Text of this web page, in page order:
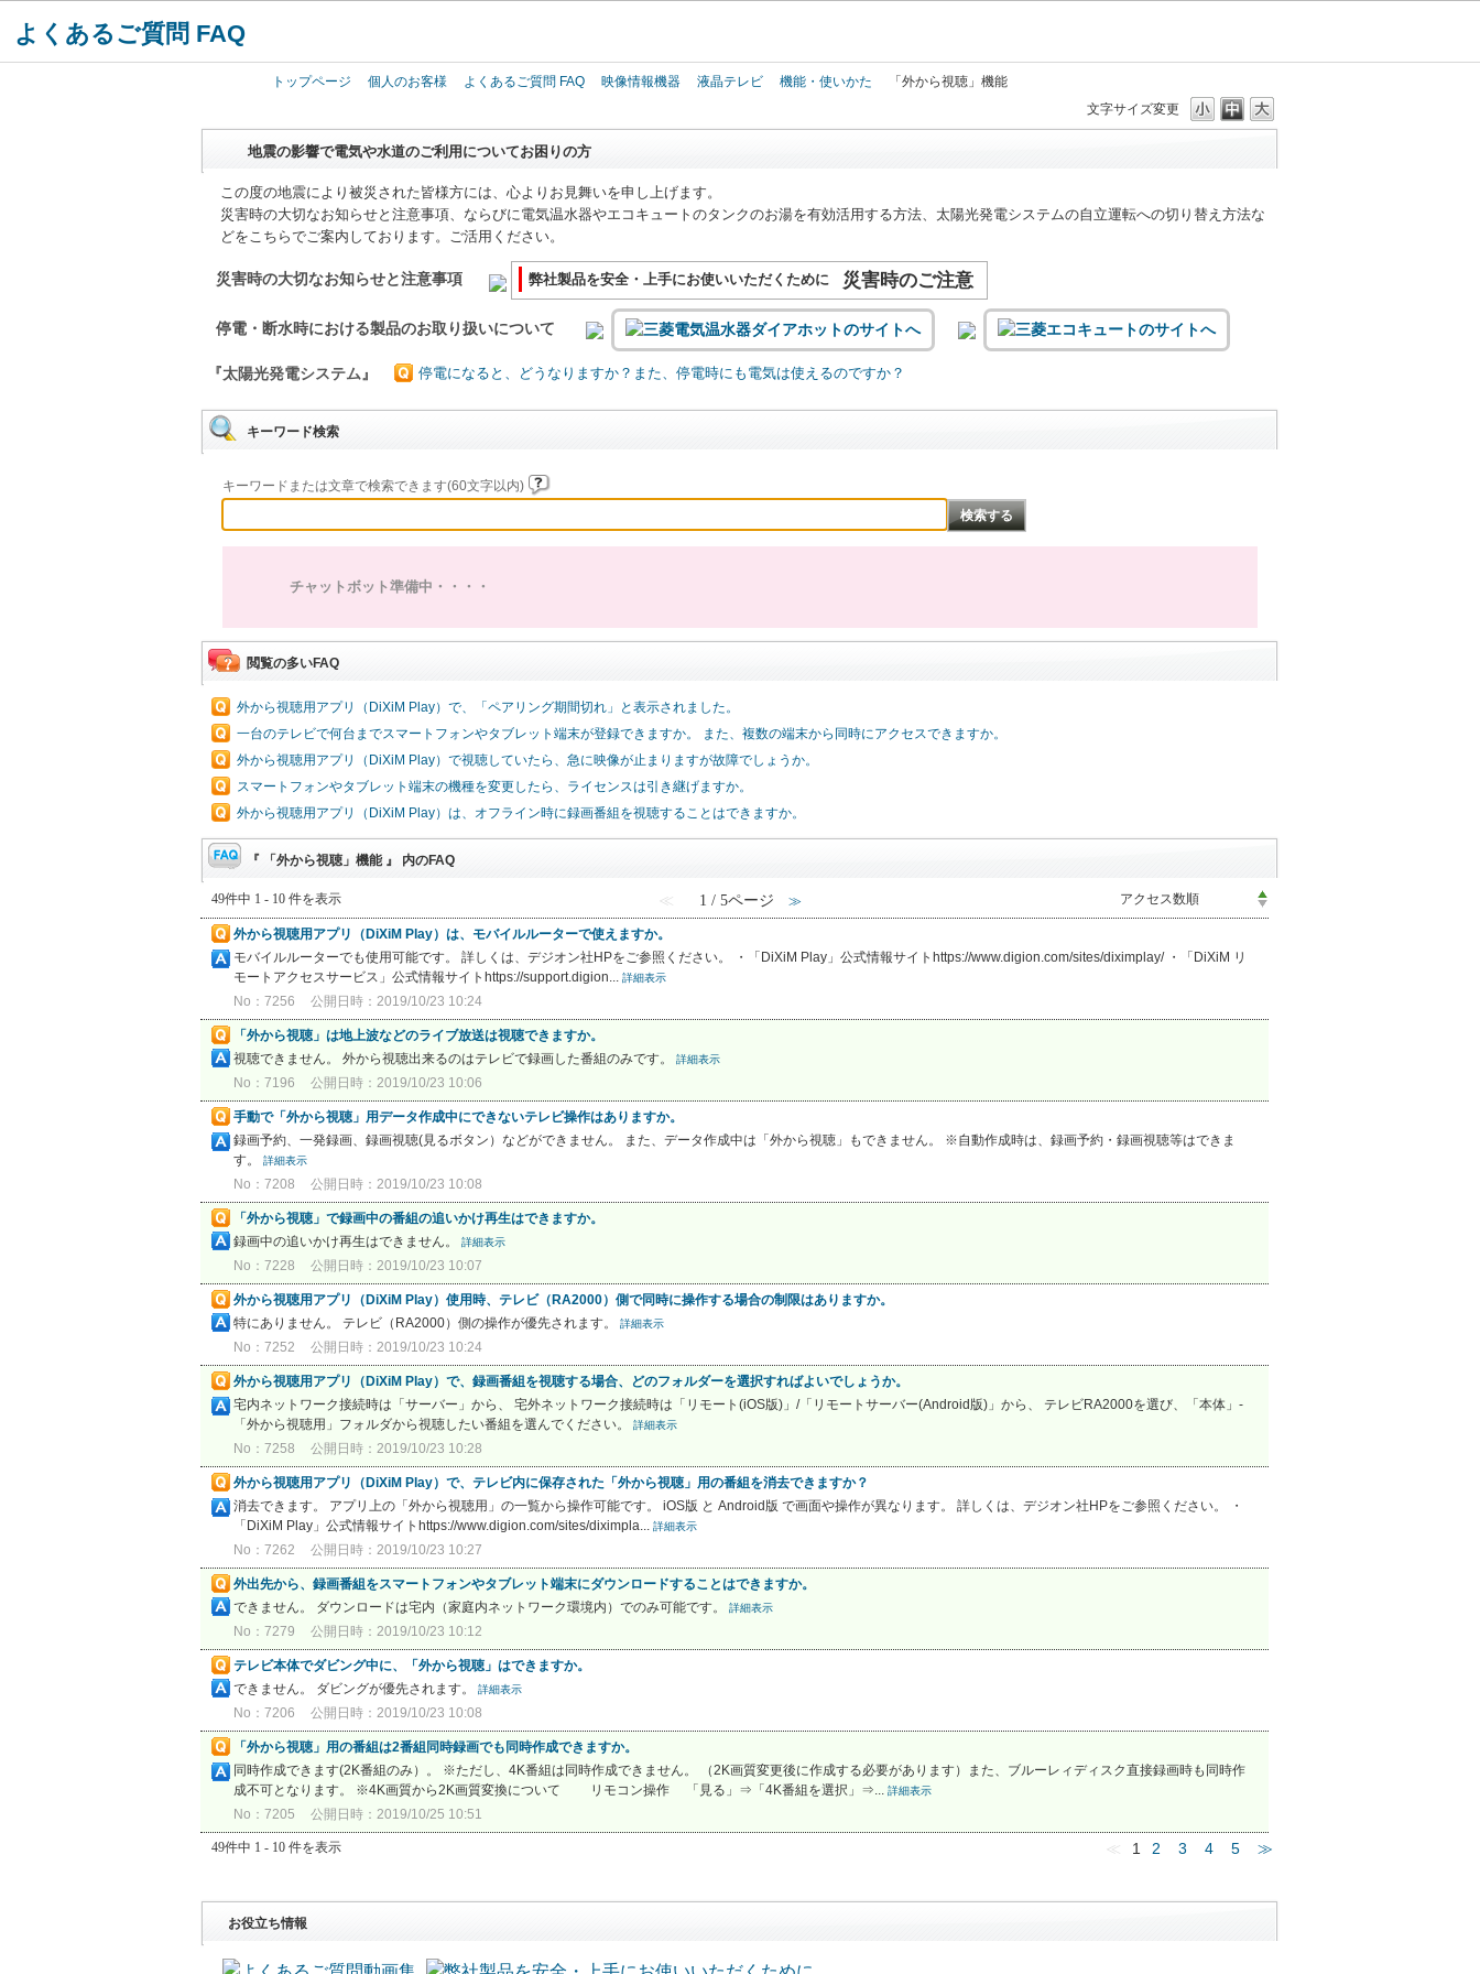
よくあるご質問 FAQ
トップページ 個人のお客様 よくあるご質問 FAQ 映像情報機器 液晶テレビ 機能・使いかた
「外から視聴」機能
文字サイズ変更
地震の影響で電気や水道のご利用についてお困りの方
この度の地震により被災された皆様方には、心よりお見舞いを申し上げます。
災害時の大切なお知らせと注意事項、ならびに電気温水器やエコキュートのタンクのお湯を有効活用する方法、太陽光発電システムの自立運転への切り替え方法な
どをこちらでご案内しております。ご活用ください。
災害時の大切なお知らせと注意事項 弊社製品を安全・上手にお使いいただくために 災害時のご注意
停電・断水時における製品のお取り扱いについて
『太陽光発電システム』 停電になると、どうなりますか？また、停電時にも電気は使えるのですか？
キーワード検索
キーワードまたは文章で検索できます(60文字以内)
チャットボット準備中・・・・
閲覧の多いFAQ
外から視聴用アプリ（DiXiM Play）で、「ペアリング期間切れ」と表示されました。
一台のテレビで何台までスマートフォンやタブレット端末が登録できますか。 また、複数の端末から同時にアクセスできますか。
外から視聴用アプリ（DiXiM Play）で視聴していたら、急に映像が止まりますが故障でしょうか。
スマートフォンやタブレット端末の機種を変更したら、ライセンスは引き継げますか。
外から視聴用アプリ（DiXiM Play）は、オフライン時に録画番組を視聴することはできますか。
『 「外から視聴」機能 』 内のFAQ
49件中 1 - 10 件を表示 ≪ 1 / 5ページ ≫
外から視聴用アプリ（DiXiM Play）は、モバイルルーターで使えますか。
モバイルルーターでも使用可能です。 詳しくは、デジオン社HPをご参照ください。 ・「DiXiM Play」公式情報サイトhttps://www.digion.com/sites/diximplay/ ・「DiXiM リ
モートアクセスサービス」公式情報サイトhttps://support.digion... 詳細表示
No：7256 公開日時：2019/10/23 10:24
「外から視聴」は地上波などのライブ放送は視聴できますか。
視聴できません。 外から視聴出来るのはテレビで録画した番組のみです。
詳細表示
No：7196 公開日時：2019/10/23 10:06
手動で「外から視聴」用データ作成中にできないテレビ操作はありますか。
録画予約、一発録画、録画視聴(見るボタン）などができません。 また、データ作成中は「外から視聴」もできません。 ※自動作成時は、録画予約・録画視聴等はできま
す。
詳細表示
No：7208 公開日時：2019/10/23 10:08
「外から視聴」で録画中の番組の追いかけ再生はできますか。
録画中の追いかけ再生はできません。
詳細表示
No：7228 公開日時：2019/10/23 10:07
外から視聴用アプリ（DiXiM Play）使用時、テレビ（RA2000）側で同時に操作する場合の制限はありますか。
特にありません。 テレビ（RA2000）側の操作が優先されます。
詳細表示
No：7252 公開日時：2019/10/23 10:24
外から視聴用アプリ（DiXiM Play）で、録画番組を視聴する場合、どのフォルダーを選択すればよいでしょうか。
宅内ネットワーク接続時は「サーバー」から、 宅外ネットワーク接続時は「リモート(iOS版)」/「リモートサーバー(Android版)」から、 テレビRA2000を選び、「本体」-
「外から視聴用」フォルダから視聴したい番組を選んでください。
詳細表示
No：7258 公開日時：2019/10/23 10:28
外から視聴用アプリ（DiXiM Play）で、テレビ内に保存された「外から視聴」用の番組を消去できますか？
消去できます。 アプリ上の「外から視聴用」の一覧から操作可能です。 iOS版 と Android版 で画面や操作が異なります。 詳しくは、デジオン社HPをご参照ください。 ・
「DiXiM Play」公式情報サイトhttps://www.digion.com/sites/diximpla... 詳細表示
No：7262 公開日時：2019/10/23 10:27
外出先から、録画番組をスマートフォンやタブレット端末にダウンロードすることはできますか。
できません。 ダウンロードは宅内（家庭内ネットワーク環境内）でのみ可能です。
詳細表示
No：7279 公開日時：2019/10/23 10:12
テレビ本体でダビング中に、「外から視聴」はできますか。
できません。 ダビングが優先されます。
詳細表示
No：7206 公開日時：2019/10/23 10:08
「外から視聴」用の番組は2番組同時録画でも同時作成できますか。
同時作成できます(2K番組のみ）。 ※ただし、4K番組は同時作成できません。 （2K画質変更後に作成する必要があります）また、ブルーレィディスク直接録画時も同時作
成不可となります。 ※4K画質から2K画質変換について リモコン操作 「見る」⇒「4K番組を選択」⇒... 詳細表示
No：7205 公開日時：2019/10/25 10:51
49件中 1 - 10 件を表示 ≪ 1 2 3 4 5 ≫
お役立ち情報